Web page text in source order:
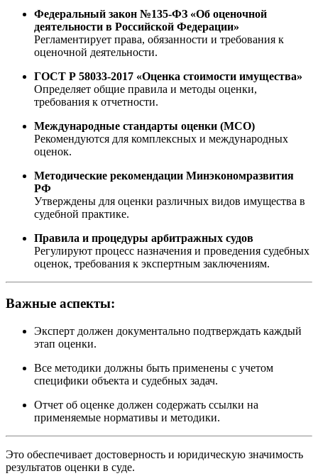
Федеральный закон №135-ФЗ «Об оценочной
деятельности в Российской Федерации»
Регламентирует права, обязанности и требования к
оценочной деятельности.
ГОСТ Р 58033-2017 «Оценка стоимости имущества»
Определяет общие правила и методы оценки,
требования к отчетности.
Международные стандарты оценки (МСО)
Рекомендуются для комплексных и международных
оценок.
Методические рекомендации Минэкономразвития
РФ
Утверждены для оценки различных видов имущества в
судебной практике.
Правила и процедуры арбитражных судов
Регулируют процесс назначения и проведения судебных
оценок, требования к экспертным заключениям.
Важные аспекты:
Эксперт должен документально подтверждать каждый
этап оценки.
Все методики должны быть применены с учетом
специфики объекта и судебных задач.
Отчет об оценке должен содержать ссылки на
применяемые нормативы и методики.
Это обеспечивает достоверность и юридическую значимость
результатов оценки в суде.